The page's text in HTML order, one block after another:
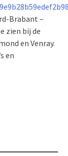
Brabant –
zien bij de
en Venray.
en